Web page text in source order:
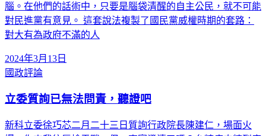
腦。在他們的話術中，只要是腦袋清醒的自主公民，就不可能
對民進黨有意見。 這套說法複製了國民黨威權時期的套路：
對大有為政府不滿的人
2024年3月13日
國政評論
立委質詢已無法問責，聽證吧
新科立委徐巧芯二月二十三日質詢行政院長陳建仁，場面火